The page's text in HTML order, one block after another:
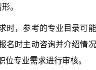
。
，参考的专业目录可能
名时主动咨询并介绍情
专业需求进行审核。